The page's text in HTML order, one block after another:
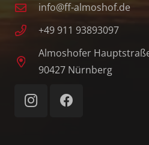
info@ff-almoshof.de
+49 911 93893097
Almoshofer
90427 Nürnberg